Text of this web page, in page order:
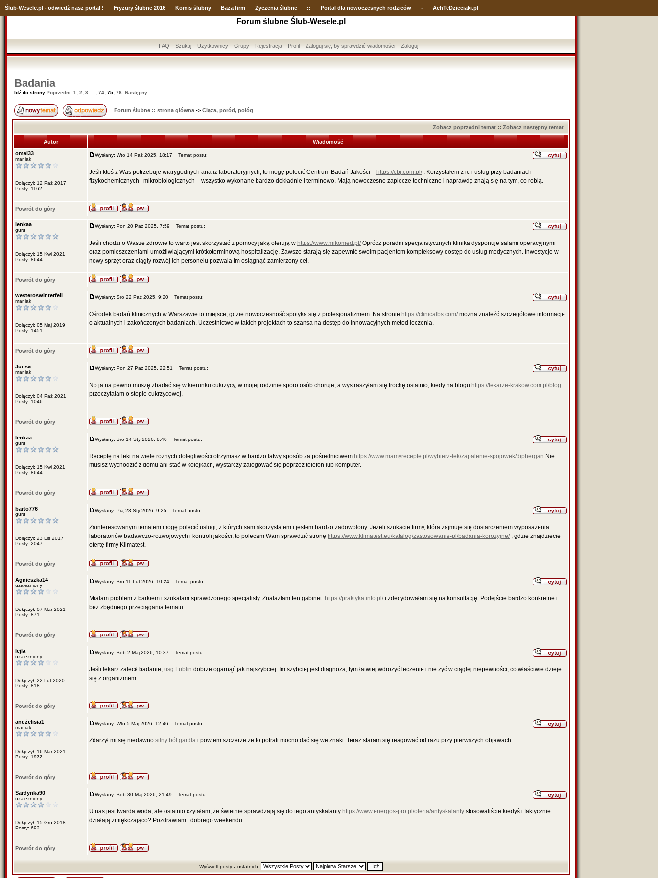
Ślub-Wesele.pl - odwiedź nasz portal ! Fryzury ślubne 2016 Komis ślubny Baza firm Życzenia ślubne :: Portal dla nowoczesnych rodziców - AchTeDzieciaki.pl
Forum ślubne Ślub-Wesele.pl
FAQ Szukaj Użytkownicy Grupy Rejestracja Profil Zaloguj się, by sprawdzić wiadomości Zaloguj
Badania
Idź do strony Poprzedni 1 2 3 74 75 76 Następny
Forum ślubne :: strona główna -> Ciąża, poród, połóg
Zobacz poprzedni temat :: Zobacz następny temat
Autor
Wiadomość
omel33
maniak
Dołączył: 12 Paź 2017
Posty: 1162
Wysłany: Wto 14 Paź 2025, 18:17 Temat postu:
Jeśli ktoś z Was potrzebuje wiarygodnych analiz laboratoryjnych, to mogę polecić Centrum Badań Jakości – https://cbj.com.pl/. Korzystałem z ich usług przy badaniach
fizykochemicznych i mikrobiologicznych – wszystko wykonane bardzo dokładnie i terminowo. Mają nowoczesne zaplecze techniczne i naprawdę znają się na tym, co robią.
Powrót do góry
lenkaa
guru
Dołączył: 15 Kwi 2021
Posty: 8644
Wysłany: Pon 20 Paź 2025, 7:59 Temat postu:
Jeśli chodzi o Wasze zdrowie to warto jest skorzystać z pomocy jaką oferują w https://www.mikomed.pl/Oprócz poradni specjalistycznych klinika dysponuje salami operacyjnymi
oraz pomieszczeniami umożliwiającymi krótkoterminową hospitalizację. Zawsze starają się zapewnić swoim pacjentom kompleksowy dostęp do usług medycznych. Inwestycje w
nowy sprzęt oraz ciągły rozwój ich personelu pozwala im osiągnąć zamierzony cel.
Powrót do góry
westeroswinterfell
maniak
Dołączył: 05 Maj 2019
Posty: 1451
Wysłany: Sro 22 Paź 2025, 9:20 Temat postu:
Ośrodek badań klinicznych w Warszawie to miejsce, gdzie nowoczesność spotyka się z profesjonalizmem. Na stronie https://clinicalbs.com/można znaleźć szczegółowe informacje
o aktualnych i zakończonych badaniach. Uczestnictwo w takich projektach to szansa na dostęp do innowacyjnych metod leczenia.
Powrót do góry
Junsa
maniak
Dołączył: 04 Paź 2021
Posty: 1046
Wysłany: Pon 27 Paź 2025, 22:51 Temat postu:
No ja na pewno muszę zbadać się w kierunku cukrzycy, w mojej rodzinie sporo osób choruje, a wystraszyłam się trochę ostatnio, kiedy na blogu https://lekarze-krakow.com.pl/blog
przeczytałam o stopie cukrzycowej.
Powrót do góry
lenkaa
guru
Dołączył: 15 Kwi 2021
Posty: 8644
Wysłany: Sro 14 Sty 2026, 8:40 Temat postu:
Receptę na leki na wiele rożnych dolegliwości otrzymasz w bardzo łatwy sposób za pośrednictwem https://www.mamyrecepte.pl/wybierz-lek/zapalenie-spojowek/diphergan Nie
musisz wychodzić z domu ani stać w kolejkach, wystarczy zalogować się poprzez telefon lub komputer.
Powrót do góry
barto776
guru
Dołączył: 23 Lis 2017
Posty: 2047
Wysłany: Pią 23 Sty 2026, 9:25 Temat postu:
Zainteresowanym tematem mogę polecić uslugi, z których sam skorzystalem i jestem bardzo zadowolony. Jeżeli szukacie firmy, która zajmuje się dostarczeniem wyposażenia
laboratoriów badawczo-rozwojowych i kontroli jakości, to polecam Wam sprawdzić stronę https://www.klimatest.eu/katalog/zastosowanie-pl/badania-korozyjne/, gdzie znajdziecie
ofertę firmy Klimatest.
Powrót do góry
Agnieszka14
uzależniony
Dołączył: 07 Mar 2021
Posty: 871
Wysłany: Sro 11 Lut 2026, 10:24 Temat postu:
Miałam problem z barkiem i szukałam sprawdzonego specjalisty. Znalazłam ten gabinet: https://praktyka.info.pl/i zdecydowałam się na konsultację. Podejście bardzo konkretne i
bez zbędnego przeciągania tematu.
Powrót do góry
lejla
uzależniony
Dołączył: 22 Lut 2020
Posty: 818
Wysłany: Sob 2 Maj 2026, 10:37 Temat postu:
Jeśli lekarz zalecił badanie, usg Lublin dobrze ogarnąć jak najszybciej. Im szybciej jest diagnoza, tym łatwiej wdrożyć leczenie i nie żyć w ciągłej niepewności, co właściwie dzieje
się z organizmem.
Powrót do góry
andżelisia1
maniak
Dołączył: 16 Mar 2021
Posty: 1932
Wysłany: Wto 5 Maj 2026, 12:46 Temat postu:
Zdarzył mi się niedawno silny ból gardła i powiem szczerze że to potrafi mocno dać się we znaki. Teraz staram się reagować od razu przy pierwszych objawach.
Powrót do góry
Sardynka90
uzależniony
Dołączył: 15 Gru 2018
Posty: 692
Wysłany: Sob 30 Maj 2026, 21:49 Temat postu:
U nas jest twarda woda, ale ostatnio czytałam, że świetnie sprawdzają się do tego antyskalanty https://www.energos-pro.pl/oferta/antyskalanty stosowaliście kiedyś i faktycznie
działają zmiękczająco? Pozdrawiam i dobrego weekendu
Powrót do góry
Wyświetl posty z ostatnich: